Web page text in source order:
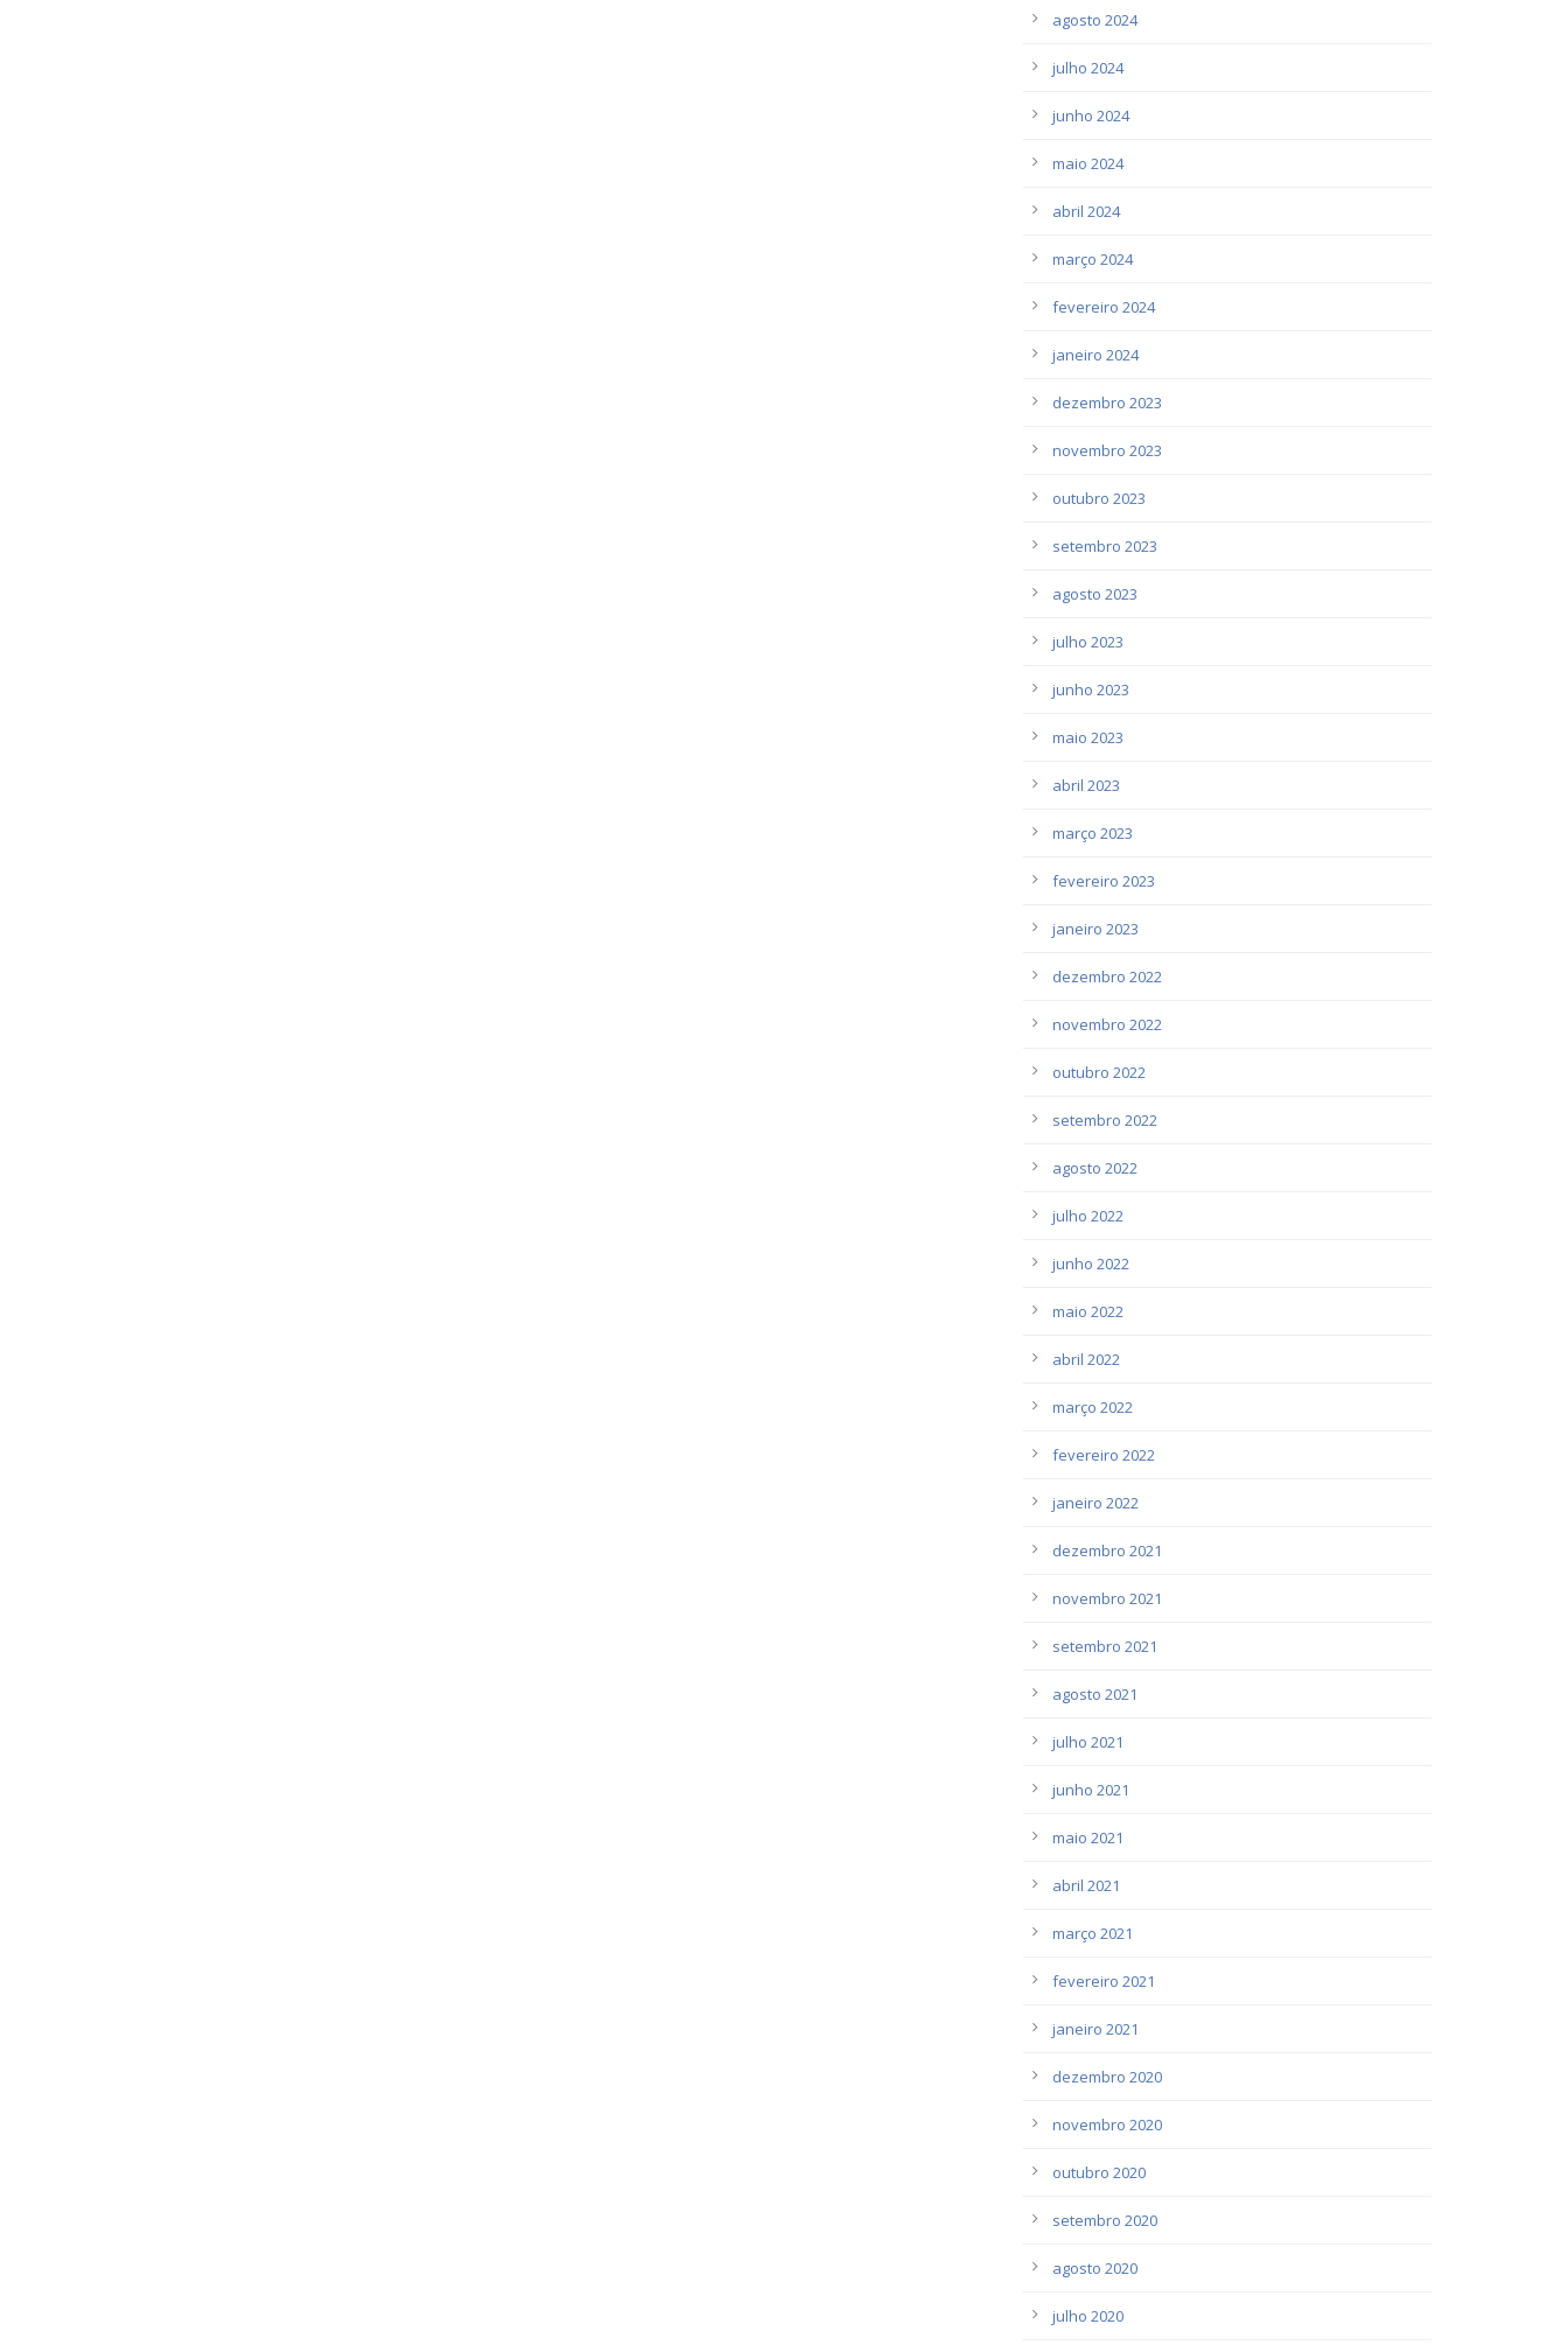
agosto 2024
julho 2024
junho 2024
maio 2024
abril 2024
março 2024
fevereiro 2024
janeiro 2024
dezembro 2023
novembro 2023
outubro 2023
setembro 2023
agosto 2023
julho 2023
junho 2023
maio 2023
abril 2023
março 2023
fevereiro 2023
janeiro 2023
dezembro 2022
novembro 2022
outubro 2022
setembro 2022
agosto 2022
julho 2022
junho 2022
maio 2022
abril 2022
março 2022
fevereiro 2022
janeiro 2022
dezembro 2021
novembro 2021
setembro 2021
agosto 2021
julho 2021
junho 2021
maio 2021
abril 2021
março 2021
fevereiro 2021
janeiro 2021
dezembro 2020
novembro 2020
outubro 2020
setembro 2020
agosto 2020
julho 2020